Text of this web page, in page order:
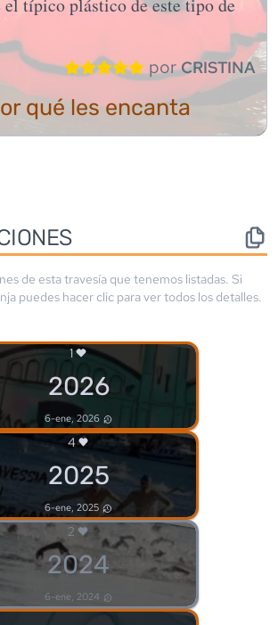
el típico plástico de este tipo de
porCRISTINA
qué les encanta
de esta travesía que tenemos listadas. Si
puedes hacer clic para ver todos los detalles.
1
2026
6-ene, 2026
4
2025
6-ene, 2025
2
2024
6-ene, 2024